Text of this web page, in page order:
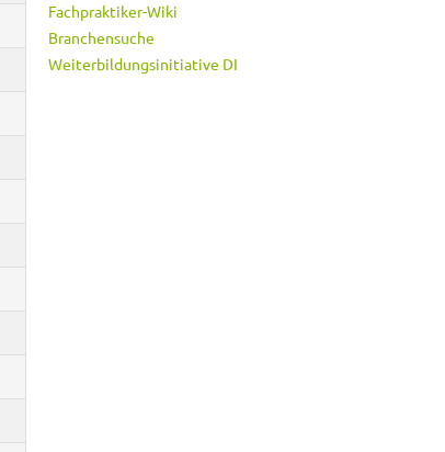
Fachpraktiker-Wiki
Branchensuche
Weiterbildungsinitiative DI